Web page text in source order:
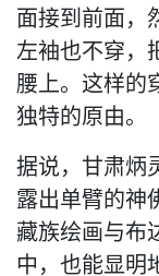
面接到前面，
左袖也不穿，
腰上。这样的
独特的原由。
据说，甘肃炳
露出单臂的神
藏族绘画与布
中，也能显明